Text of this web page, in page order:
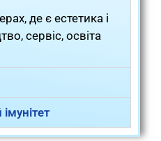
де є естетика і
сервіс, освіта